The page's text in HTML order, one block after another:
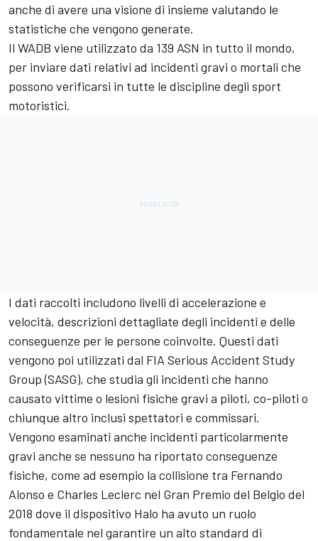
anche di avere una visione di insieme valutando le
statistiche che vengono generate.
Il WADB viene utilizzato da 139 ASN in tutto il mondo,
per inviare dati relativi ad incidenti gravi o mortali che
possono verificarsi in tutte le discipline degli sport
motoristici.
I dati raccolti includono livelli di accelerazione e
velocità, descrizioni dettagliate degli incidenti e delle
conseguenze per le persone coinvolte. Questi dati
vengono poi utilizzati dal FIA Serious Accident Study
Group (SASG), che studia gli incidenti che hanno
causato vittime o lesioni fisiche gravi a piloti, co-piloti o
chiunque altro inclusi spettatori e commissari.
Vengono esaminati anche incidenti particolarmente
gravi anche se nessuno ha riportato conseguenze
fisiche, come ad esempio la collisione tra Fernando
Alonso e Charles Leclerc nel Gran Premio del Belgio del
2018 dove il dispositivo Halo ha avuto un ruolo
fondamentale nel garantire un alto standard di